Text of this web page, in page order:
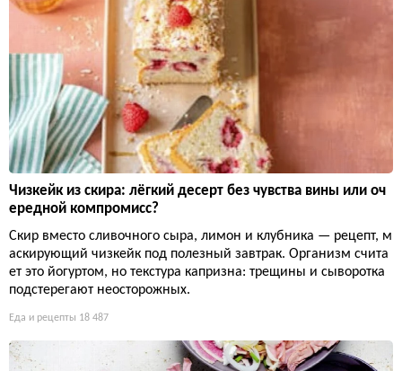
Чизкейк из скира: лёгкий десерт без чувства вины или оч
ередной компромисс?
Скир вместо сливочного сыра, лимон и клубника — рецепт, м
аскирующий чизкейк под полезный завтрак. Организм счита
ет это йогуртом, но текстура капризна: трещины и сыворотка
подстерегают неосторожных.
Еда и рецепты 18 487